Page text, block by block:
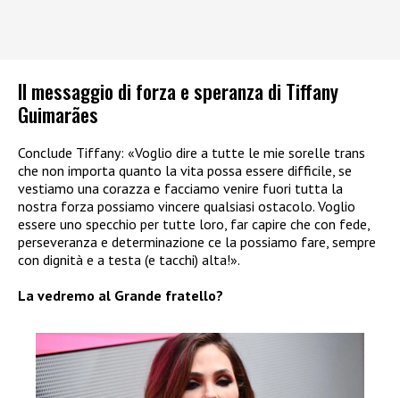
Il messaggio di forza e speranza di Tiffany
Guimarães
Conclude Tiffany: «Voglio dire a tutte le mie sorelle trans
che non importa quanto la vita possa essere difficile, se
vestiamo una corazza e facciamo venire fuori tutta la
nostra forza possiamo vincere qualsiasi ostacolo. Voglio
essere uno specchio per tutte loro, far capire che con fede,
perseveranza e determinazione ce la possiamo fare, sempre
con dignità e a testa (e tacchi) alta!».
La vedremo al Grande fratello?